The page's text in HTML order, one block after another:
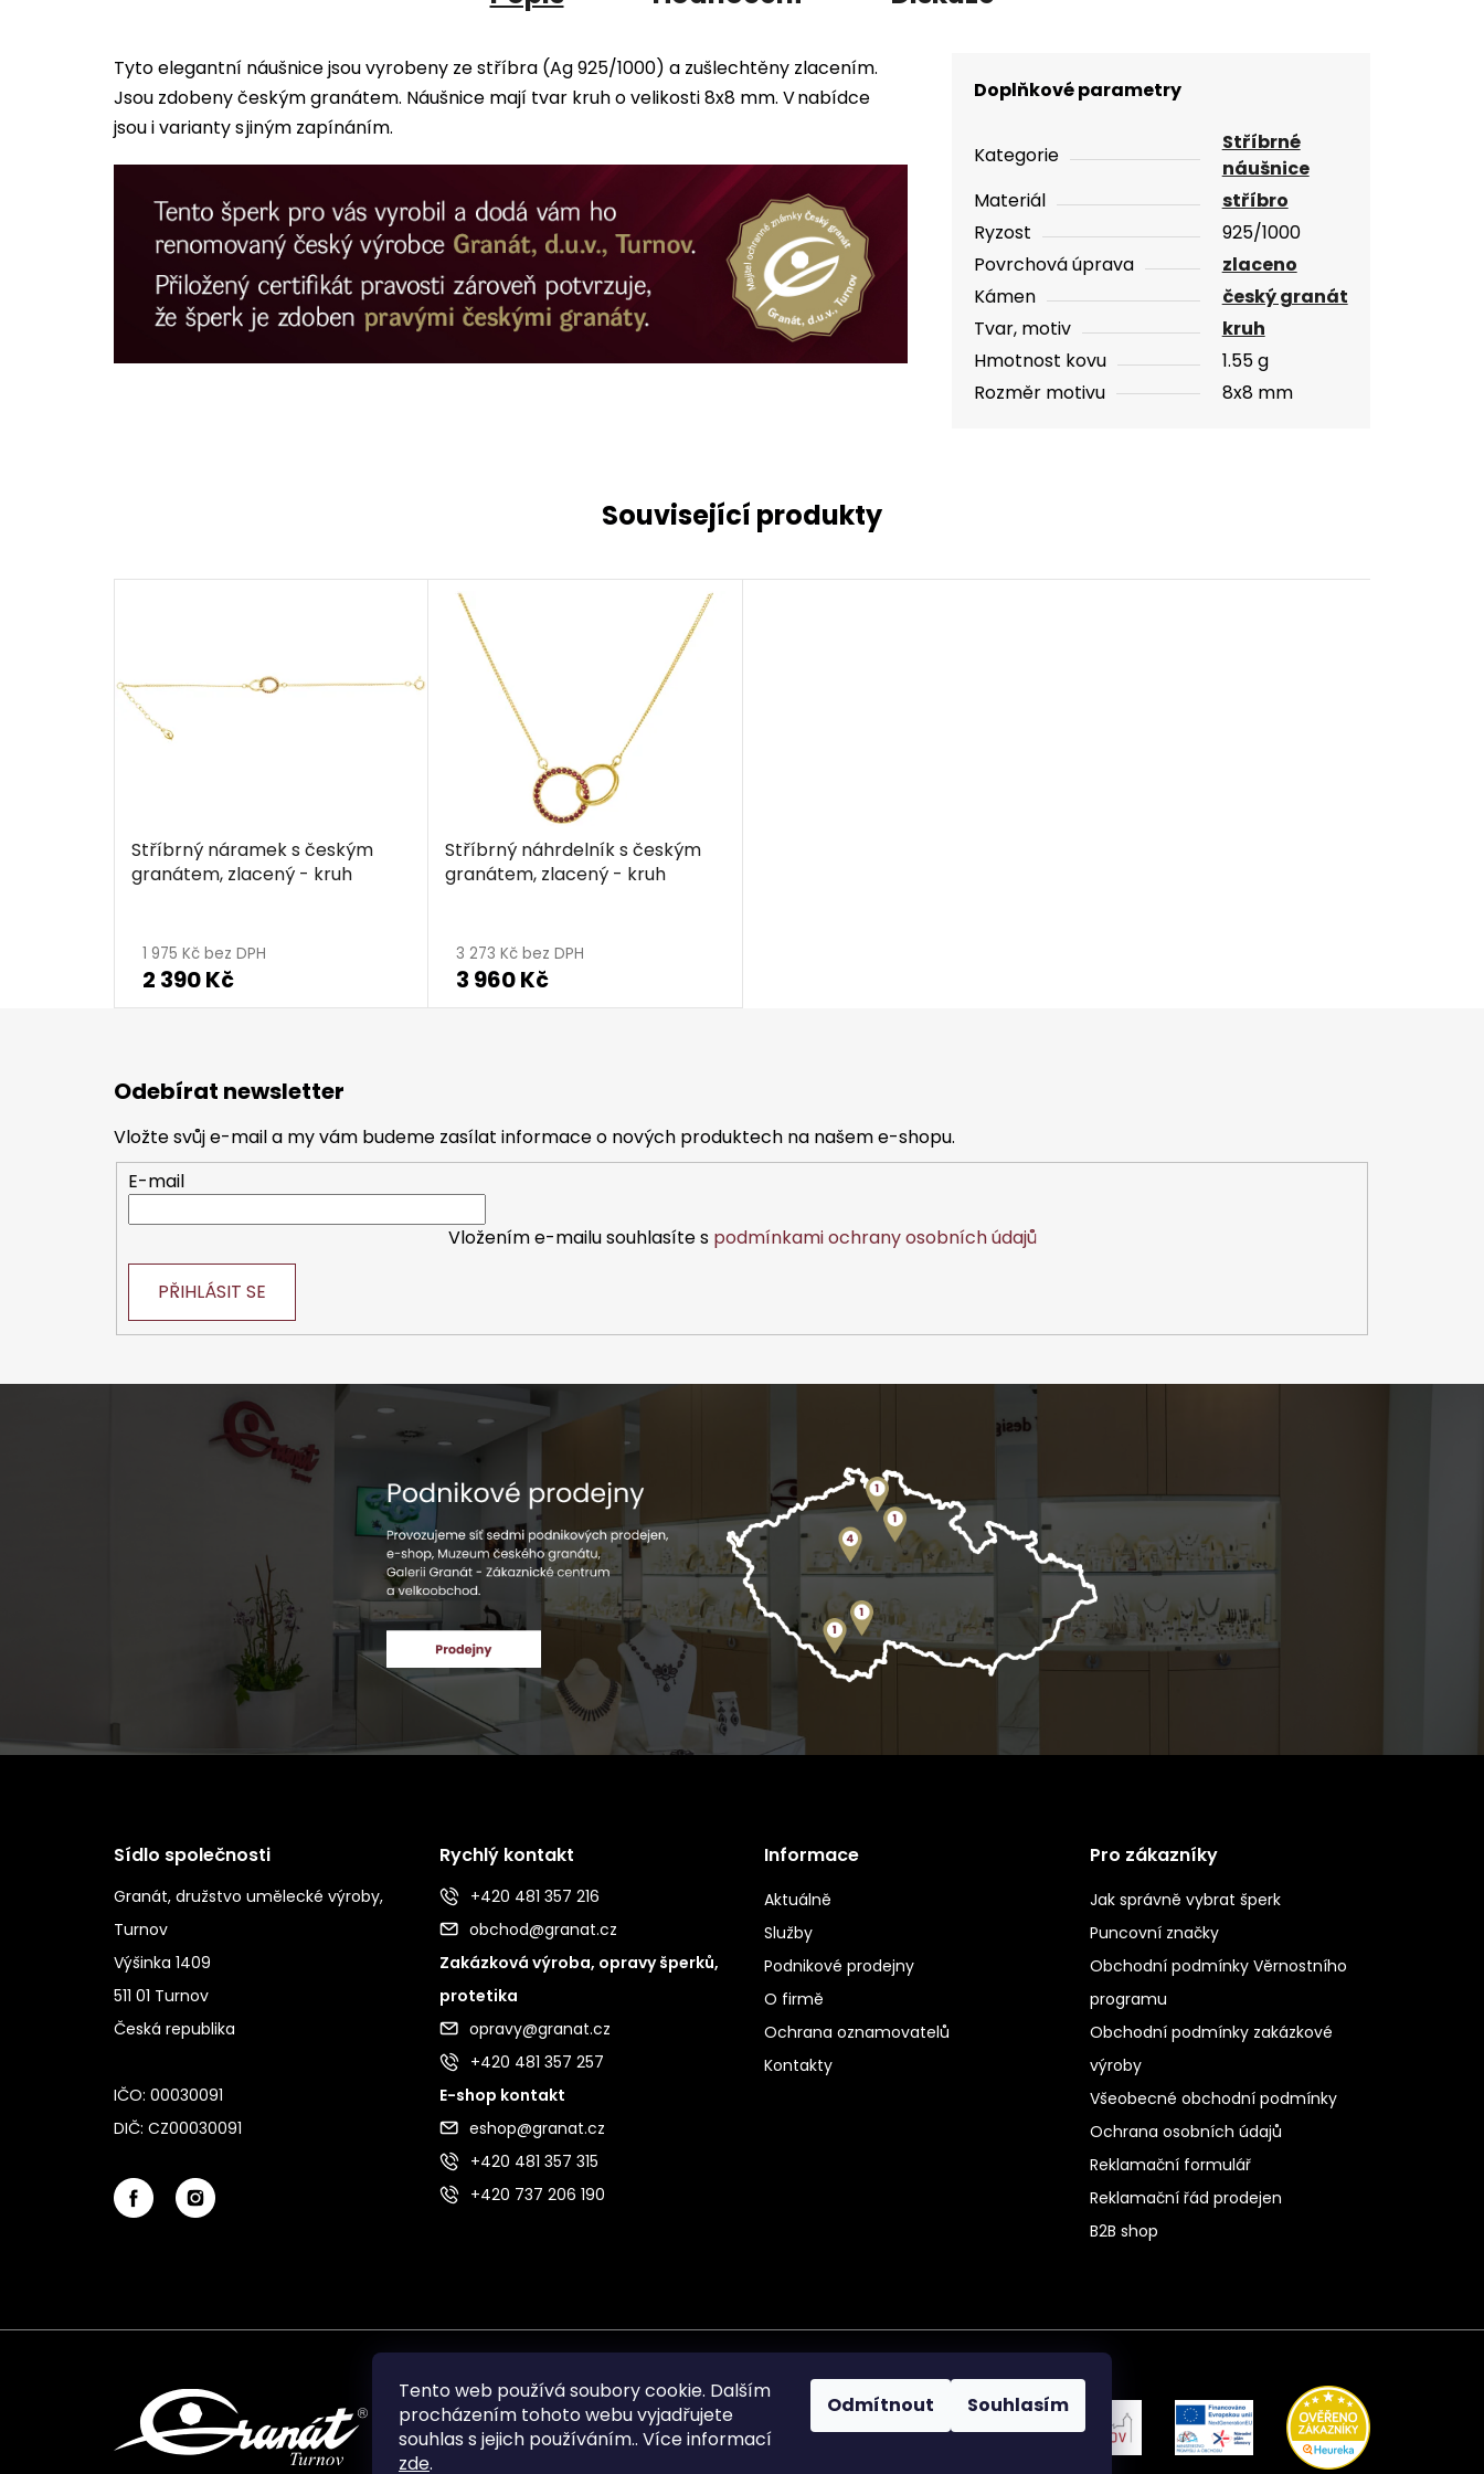
Tento web používá soubory cookie. Dalším
procházením tohoto webu vyjadřujete
souhlas s jejich používáním.. Více informací
zde.
Odmítnout Souhlasím
Tyto elegantní náušnice jsou vyrobeny ze stříbra (Ag 925/1000) a zušlechtěny zlacením.
Jsou zdobeny českým granátem. Náušnice mají tvar kruh o velikosti 8x8 mm. V nabídce
jsou i varianty s jiným zapínáním.
Doplňkové parametry
Kategorie
Stříbrné
náušnice
Materiál
stříbro
Ryzost
925/1000
Povrchová úprava
zlaceno
Kámen
český granát
Tvar, motiv
kruh
Hmotnost kovu
1.55 g
Rozměr motivu
8x8 mm
Související produkty
Stříbrný náramek s českým
granátem, zlacený - kruh
1 975 Kč bez DPH
2 390 Kč
Stříbrný náhrdelník s českým
granátem, zlacený - kruh
3 273 Kč bez DPH
3 960 Kč
Odebírat newsletter
Vložte svůj e-mail a my vám budeme zasílat informace o nových produktech na našem e-shopu.
E-mail
Vložením e-mailu souhlasíte s podmínkami ochrany osobních údajů
PŘIHLÁSIT SE
Sídlo společnosti
Granát, družstvo umělecké výroby,
Turnov
Výšinka 1409
511 01 Turnov
Česká republika
IČO: 00030091
DIČ: CZ00030091
Rychlý kontakt
+420 481 357 216
obchod@granat.cz
Zakázková výroba, opravy šperků,
protetika
opravy@granat.cz
+420 481 357 257
E-shop kontakt
eshop@granat.cz
+420 481 357 315
+420 737 206 190
Informace
Aktuálně
Služby
Podnikové prodejny
O firmě
Ochrana oznamovatelů
Kontakty
Pro zákazníky
Jak správně vybrat šperk
Puncovní značky
Obchodní podmínky Věrnostního
programu
Obchodní podmínky zakázkové
výroby
Všeobecné obchodní podmínky
Ochrana osobních údajů
Reklamační formulář
Reklamační řád prodejen
B2B shop